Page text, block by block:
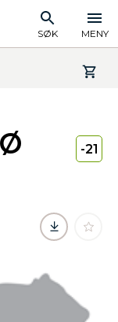
SØK MENY
-21